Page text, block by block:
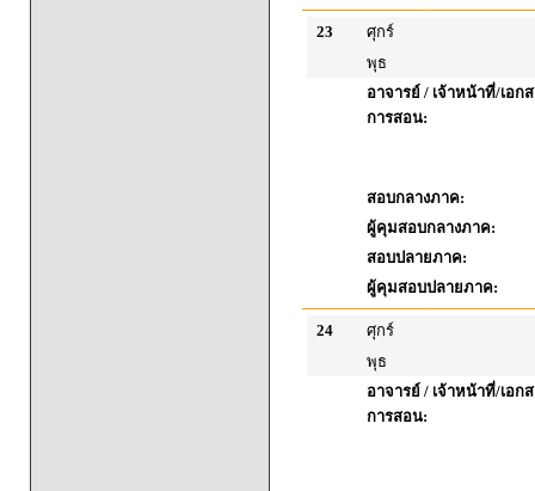
23
ศุกร์
พุธ
อาจารย์ / เจ้าหน้าที่/เอก
การสอน:
สอบกลางภาค:
ผู้คุมสอบกลางภาค:
สอบปลายภาค:
ผู้คุมสอบปลายภาค:
24
ศุกร์
พุธ
อาจารย์ / เจ้าหน้าที่/เอก
การสอน: